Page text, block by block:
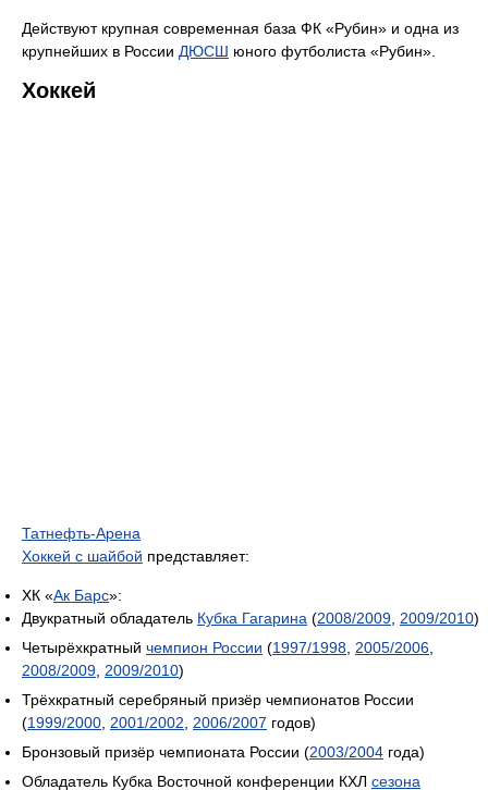
Действуют крупная современная база ФК «Рубин» и одна из
крупнейших в России ДЮСШ юного футболиста «Рубин».
Хоккей
Татнефть-Арена
Хоккей с шайбой представляет:
ХК «Ак Барс»:
Двукратный обладатель Кубка Гагарина (2008/2009 2009/2010)
Четырёхкратный чемпион России (1997/1998 2005/2006
2008/2009 2009/2010)
Трёхкратный серебряный призёр чемпионатов России
(1999/2000 2001/2002 2006/2007 годов)
Бронзовый призёр чемпионата России (2003/2004 года)
Обладатель Кубка Восточной конференции КХЛ сезона